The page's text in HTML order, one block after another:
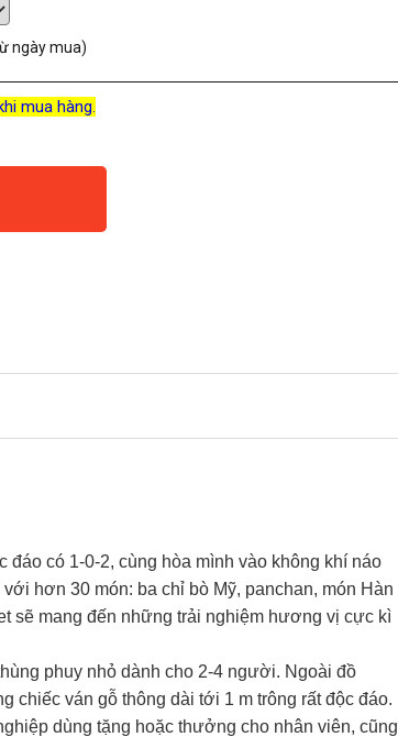
ngày mua)
mua hàng.
có 1-0-2, cùng hòa mình vào không khí náo
hơn 30 món: ba chỉ bò Mỹ, panchan, món Hàn
sẽ mang đến những trải nghiệm hương vị cực kì
phuy nhỏ dành cho 2-4 người. Ngoài đồ
chiếc ván gỗ thông dài tới 1 m trông rất độc đáo.
dùng tặng hoặc thưởng cho nhân viên, cũng